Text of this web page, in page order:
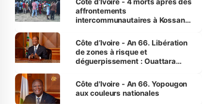
affrontements
intercommunautaires à Kossandji
milieu des sinistrés
Côte d’Ivoire - An 66. Libération
de zones à risque et
déguerpissement : Ouattara
l'Etat de droit pour préserver les
vies humaines »
Côte d'Ivoire - An 66. Yopougon
aux couleurs nationales